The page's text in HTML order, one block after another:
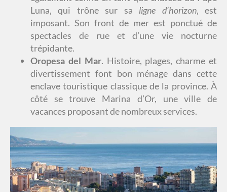
Luna, qui trône sur sa ligne d’horizon, est
imposant. Son front de mer est ponctué de
spectacles de rue et d’une vie nocturne
trépidante.
Oropesa del Mar. Histoire, plages, charme et
divertissement font bon ménage dans cette
enclave touristique classique de la province. À
côté se trouve Marina d’Or, une ville de
vacances proposant de nombreux services.